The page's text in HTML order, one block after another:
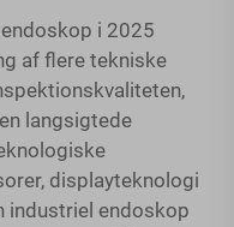
i 2025
af flere tekniske
langsigtede
displayteknologi
industriel endoskop